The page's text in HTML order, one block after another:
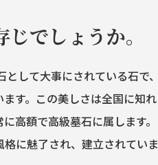
でしょうか。
して大事にされている石で、
す。この美しさは全国に知れ
高額で高級墓石に属します。
に魅了され、建立されていま